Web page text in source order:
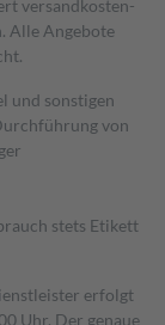
versand­kosten­
Alle Angebote
und sonstigen
von
stets Etikett
erfolgt
Uhr. Der genaue